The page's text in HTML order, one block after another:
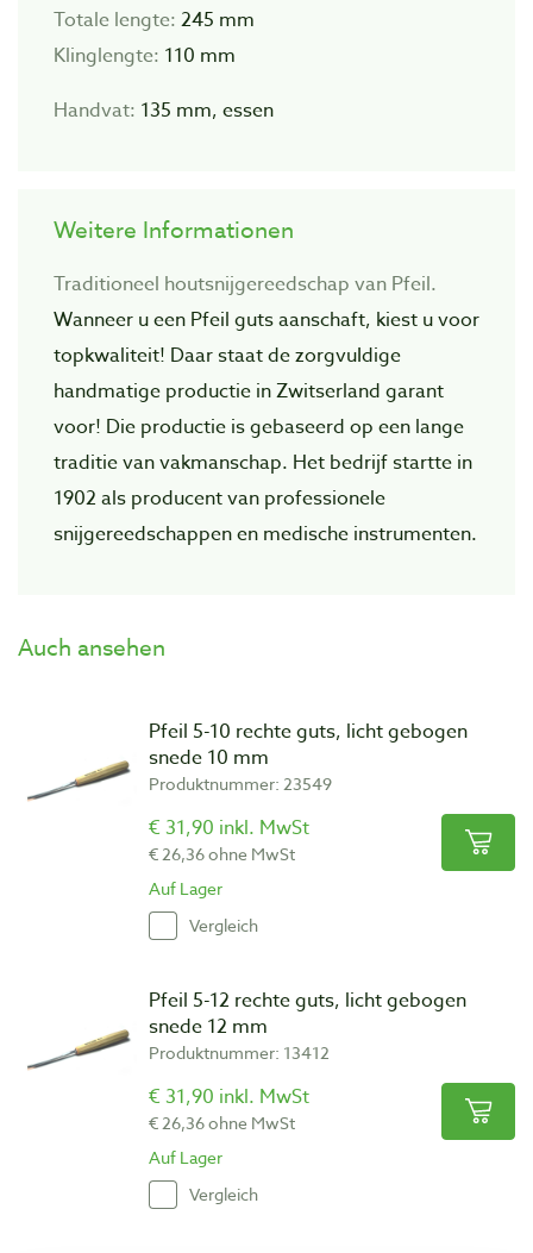
Totale lengte: 245 mm
Klinglengte: 110 mm
Handvat: 135 mm, essen
Weitere Informationen
Traditioneel houtsnijgereedschap van Pfeil.
Wanneer u een Pfeil guts aanschaft, kiest u voor
topkwaliteit! Daar staat de zorgvuIdige
handmatige productie in Zwitserland garant
voor! Die productie is gebaseerd op een lange
traditie van vakmanschap. Het bedrijf startte in
1902 als producent van professionele
snijgereedschappen en medische instrumenten.
Auch ansehen
Pfeil 5-10 rechte guts, licht gebogen
snede 10 mm
Produktnummer: 23549
€ 31,90 inkl. MwSt
€ 26,36 ohne MwSt
Auf Lager
Vergleich
Pfeil 5-12 rechte guts, licht gebogen
snede 12 mm
Produktnummer: 13412
€ 31,90 inkl. MwSt
€ 26,36 ohne MwSt
Auf Lager
Vergleich